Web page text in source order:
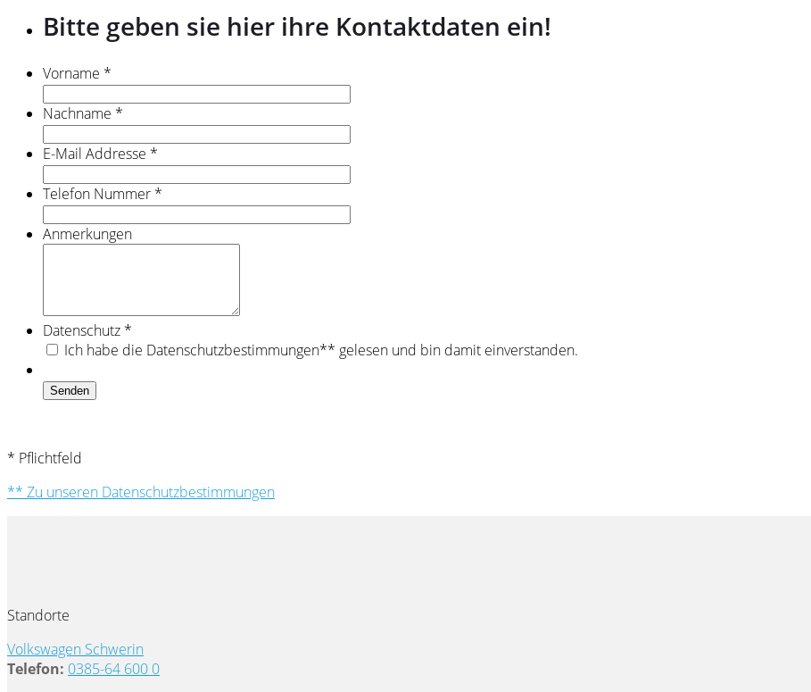
Bitte geben sie hier ihre Kontaktdaten ein!
Vorname *
Nachname *
E-Mail Addresse *
Telefon Nummer *
Anmerkungen
Datenschutz *
Ich habe die Datenschutzbestimmungen** gelesen und bin damit einverstanden.
* Pflichtfeld
** Zu unseren Datenschutzbestimmungen
Standorte
Volkswagen Schwerin
Telefon: 0385-64 600 0